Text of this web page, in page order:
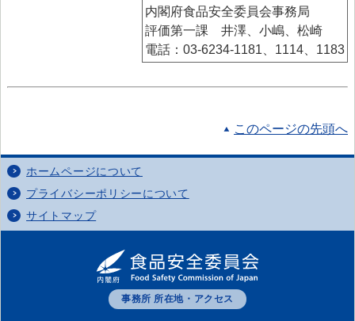
内閣府食品安全委員会事務局
評価第一課 井澤、小嶋、松崎
電話：03-6234-1181、1114、1183
このページの先頭へ
ホームページについて
プライバシーポリシーについて
サイトマップ
事務所 所在地・アクセス